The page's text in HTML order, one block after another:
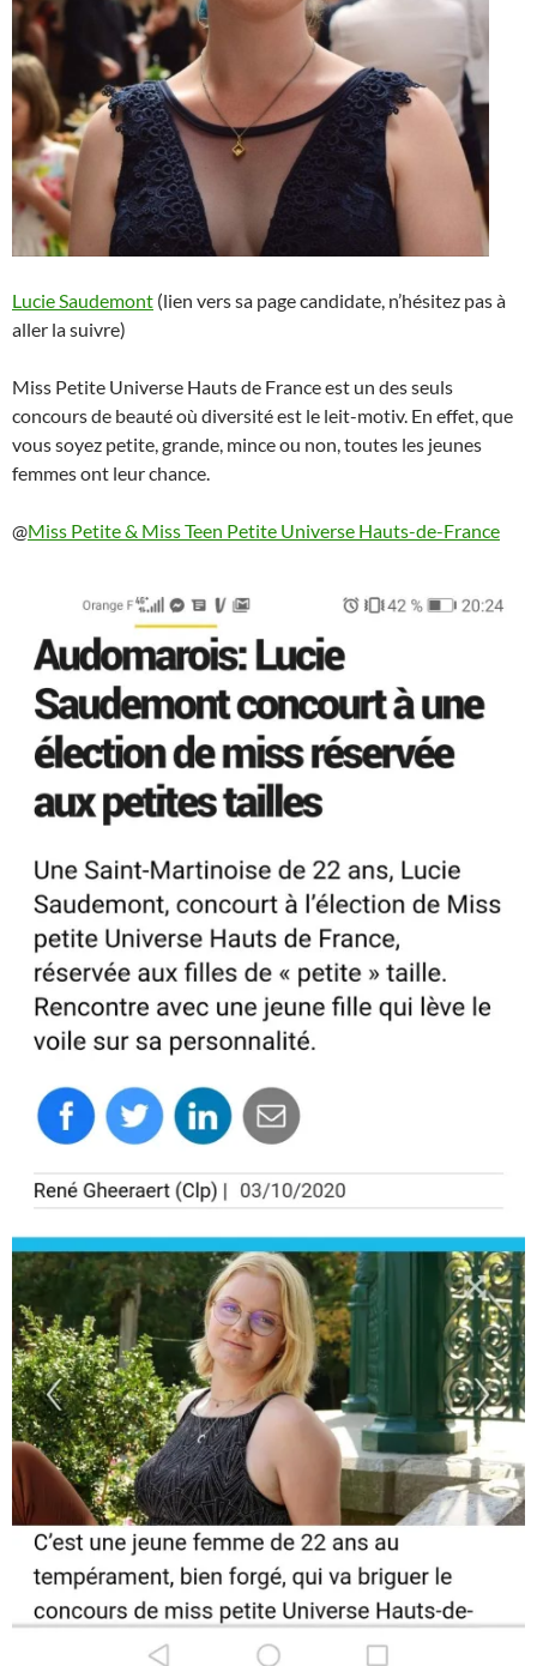
Lucie Saudemont (lien vers sa page candidate, n’hésitez pas à
aller la suivre)
Miss Petite Universe Hauts de France est un des seuls
concours de beauté où diversité est le leit-motiv. En effet, que
vous soyez petite, grande, mince ou non, toutes les jeunes
femmes ont leur chance.
@Miss Petite & Miss Teen Petite Universe Hauts-de-France